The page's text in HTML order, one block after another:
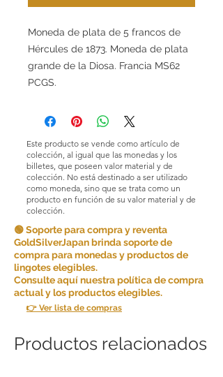
Moneda de plata de 5 francos de
Hércules de 1873. Moneda de plata
grande de la Diosa. Francia MS62
PCGS.
Este producto se vende como artículo de
colección, al igual que las monedas y los
billetes, que poseen valor material y de
colección. No está destinado a ser utilizado
como moneda, sino que se trata como un
producto en función de su valor material y de
colección.
🟢 Soporte para compra y reventa
GoldSilverJapan brinda soporte de
compra para monedas y productos de
lingotes elegibles.
Consulte aquí nuestra política de compra
actual y los productos elegibles.
👉 Ver lista de compras
Productos relacionados